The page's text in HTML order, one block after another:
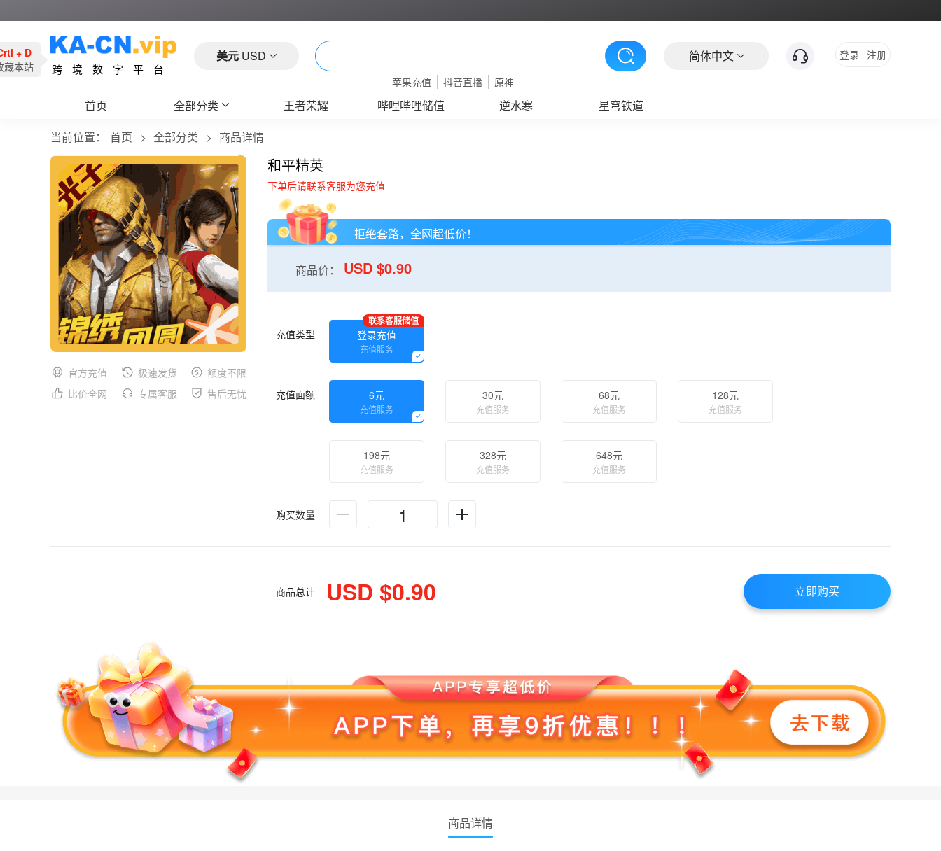
+ D
藏本站
跨境数字平台
美元 USD
苹果充值 抖音直播 原神
简体中文 登录 注册
首页 全部分类 王者荣耀 哔哩哔哩储值 逆水寒
星穹铁道
当前位置：
首页 全部分类 商品详情
官方充值 极速发货
额度不限
比价全网
专属客服 售后无忧
和平精英
下单后请联系客服为您充值
拒绝套路，全网超低价！
商品价： USD $0.90
充值类型 登录充值
联系客服储值
充值服务
充值面额 6元
充值服务
30元
充值服务
68元
充值服务
128元
充值服务
198元
充值服务
328元
充值服务
648元
充值服务
购买数量
商品总计 USD $0.90 立即购买
商品详情